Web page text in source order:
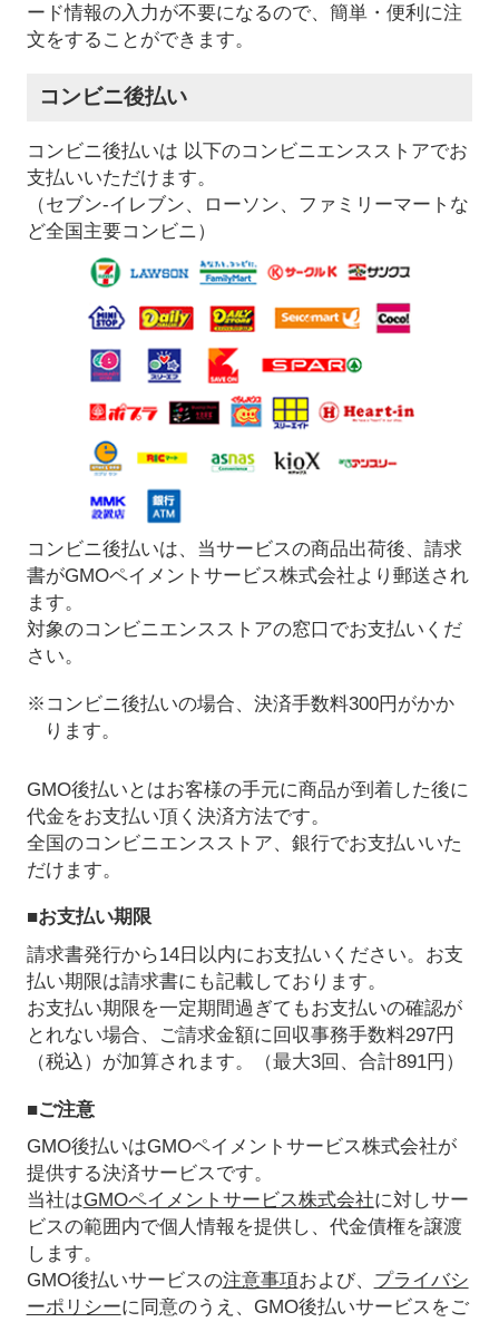
ード情報の入力が不要になるので、簡単・便利に注
文をすることができます。
コンビニ後払い
コンビニ後払いは 以下のコンビニエンスストアでお
支払いいただけます。
（セブン-イレブン、ローソン、ファミリーマートな
ど全国主要コンビニ）
コンビニ後払いは、当サービスの商品出荷後、請求
書がGMOペイメントサービス株式会社より郵送され
ます。
対象のコンビニエンスストアの窓口でお支払いくだ
さい。
※コンビニ後払いの場合、決済手数料300円がかか
ります。
GMO後払いとはお客様の手元に商品が到着した後に
代金をお支払い頂く決済方法です。
全国のコンビニエンスストア、銀行でお支払いいた
だけます。
■お支払い期限
請求書発行から14日以内にお支払いください。お支
払い期限は請求書にも記載しております。
お支払い期限を一定期間過ぎてもお支払いの確認が
とれない場合、ご請求金額に回収事務手数料297円
（税込）が加算されます。（最大3回、合計891円）
■ご注意
GMO後払いはGMOペイメントサービス株式会社が
提供する決済サービスです。
当社はGMOペイメントサービス株式会社に対しサー
ビスの範囲内で個人情報を提供し、代金債権を譲渡
します。
GMO後払いサービスの注意事項および、 プライバシ
ーポリシーに同意のうえ、GMO後払いサービスをご